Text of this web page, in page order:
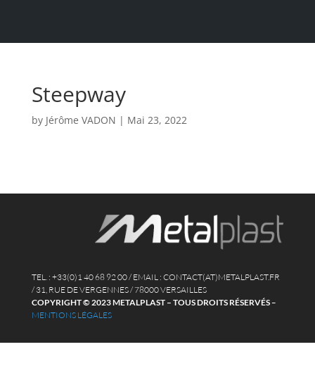
Steepway
by Jérôme VADON | Mai 23, 2022
TEL. : +33(0)1 40 68 92 00 / EMAIL : CONTACT(AT)METALPLAST.FR
/ 31, RUE DE VERGENNES / 78000 VERSAILLES
COPYRIGHT © 2023 METALPLAST – TOUS DROITS RÉSERVÉS–
MENTIONS LÉGALES